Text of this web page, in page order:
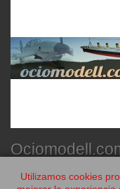
Utilizamos cookies